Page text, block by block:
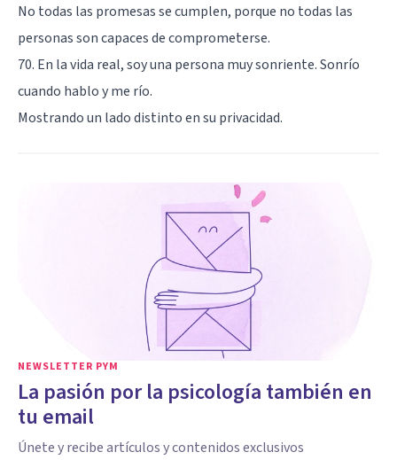
No todas las promesas se cumplen, porque no todas las
personas son capaces de comprometerse.
70. En la vida real, soy una persona muy sonriente. Sonrío
cuando hablo y me río.
Mostrando un lado distinto en su privacidad.
NEWSLETTER PYM
La pasión por la psicología también en
tu email
Únete y recibe artículos y contenidos exclusivos